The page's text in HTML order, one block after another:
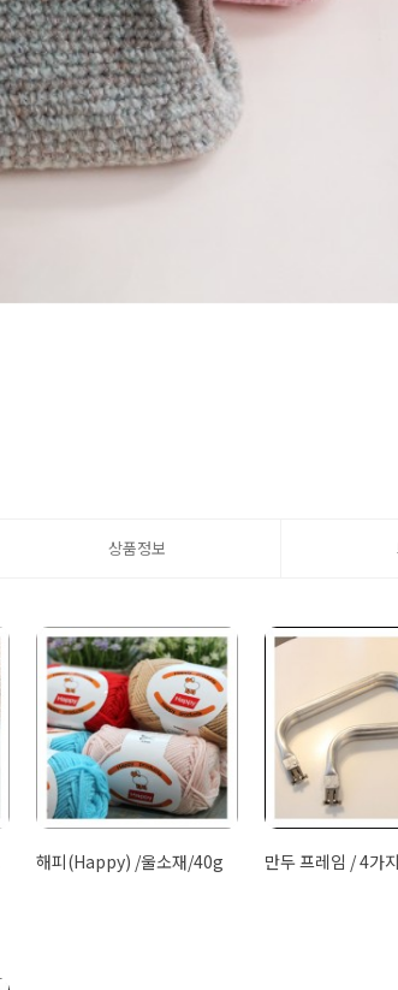
상품정보
해피(Happy) /울소재/40g 만두 프레임 / 4가